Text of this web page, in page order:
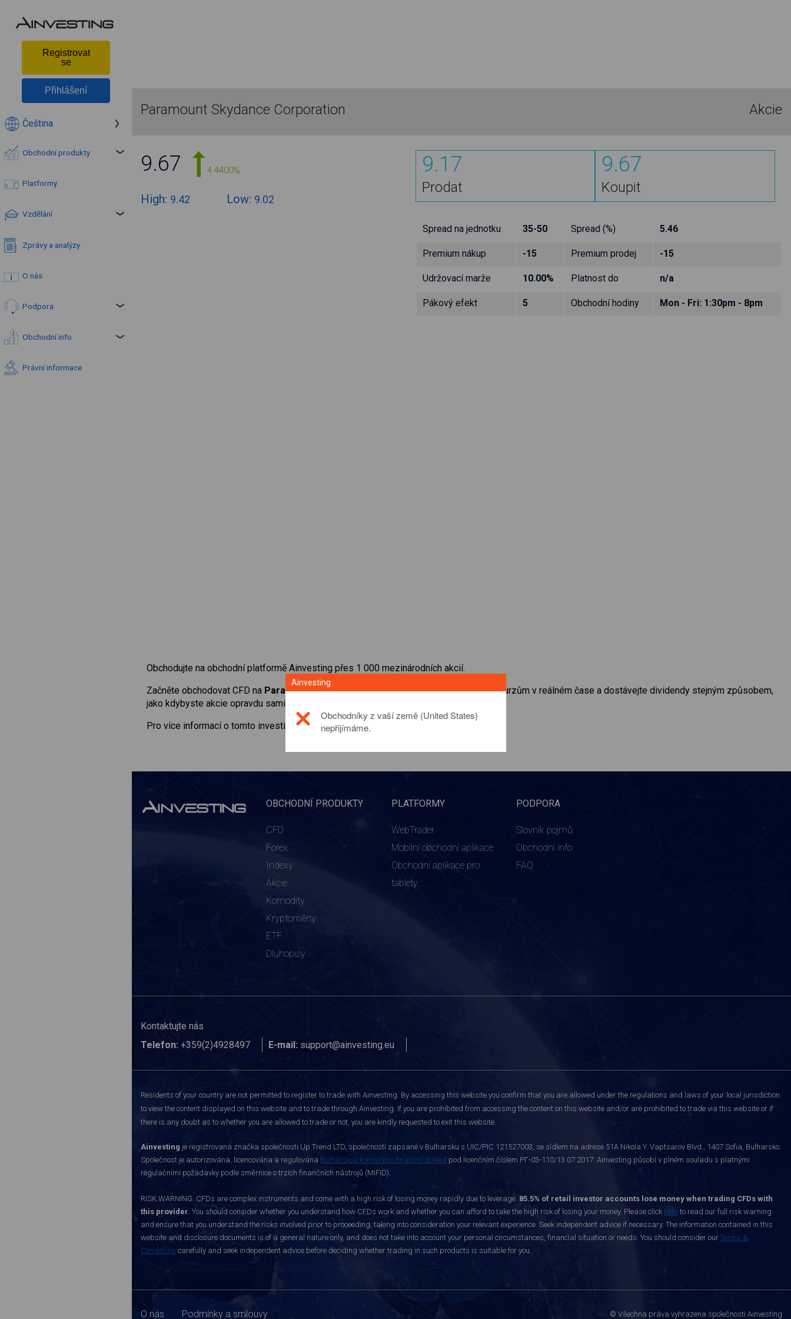
Registrovat
se
Přihlášení
Čeština
Obchodní produkty
Platformy
Vzdělání
Zprávy a analýzy
O nás
Podpora
Obchodní info
Právní informace
Paramount Skydance Corporation Akcie
9.67 4.4400%
High: 9.42 Low: 9.02
9.17
Prodat
9.67
Koupit
Spread na jednotku 35-50 Spread (%) 5.46
Premium nákup -15 Premium prodej -15
Udržovací marže 10.00% Platnost do n/a
Pákový efekt 5 Obchodní hodiny Mon - Fri: 1:30pm - 8pm
Obchodujte na obchodní platformě Ainvesting přes 1 000 mezinárodních akcií.
Začněte obchodovat CFD na Paramount Skydance Corporation. Získejte přístup ke kurzům v reálném čase a dostávejte dividendy stejným způsobem,
jako kdybyste akcie opravdu sami vlastnili.
Pro více informací o tomto investičním produktu prosím
OBCHODNÍ PRODUKTY
CFD
Forex
Indexy
Akcie
Komodity
Kryptoměny
ETF
Dluhopisy
PLATFORMY
WebTrader
Mobilní obchodní aplikace
Obchodní aplikace pro
tablety
PODPORA
Slovník pojmů
Obchodní info
FAQ
Kontaktujte nás
Telefon: +359(2)4928497 E-mail: support@ainvesting.eu
Residents of your country are not permitted to register to trade with Ainvesting. By accessing this website you confirm that you are allowed under the regulations and laws of your local jurisdiction
to view the content displayed on this website and to trade through Ainvesting. If you are prohibited from accessing the content on this website and/or are prohibited to trade via this website or if
there is any doubt as to whether you are allowed to trade or not, you are kindly requested to exit this website.
Ainvesting je registrovaná značka společnosti Up Trend LTD, společnosti zapsané v Bulharsku s UIC/PIC 121527003, se sídlem na adrese 51A Nikola Y. Vaptsarov Blvd., 1407 Sofia, Bulharsko.
Společnost je autorizována, licencována a regulována Bulharskou komisí pro finanční dohled pod licenčním číslem РГ-03-110/13.07.2017. Ainvesting působí v plném souladu s platnými
regulačními požadavky podle směrnice o trzích finančních nástrojů (MiFID).
RISK WARNING: CFDs are complex instruments and come with a high risk of losing money rapidly due to leverage. 85.5% of retail investor accounts lose money when trading CFDs with
this provider. You should consider whether you understand how CFDs work and whether you can afford to take the high risk of losing your money. Please click here to read our full risk warning
and ensure that you understand the risks involved prior to proceeding, taking into consideration your relevant experience. Seek independent advice if necessary. The information contained in this
website and disclosure documents is of a general nature only, and does not take into account your personal circumstances, financial situation or needs. You should consider our Terms &
Conditions carefully and seek independent advice before deciding whether trading in such products is suitable for you.
O nás Podmínky a smlouvy © Všechna práva vyhrazena společnosti Ainvesting
Ainvesting
Obchodníky z vaší země (United States)
nepřijímáme.